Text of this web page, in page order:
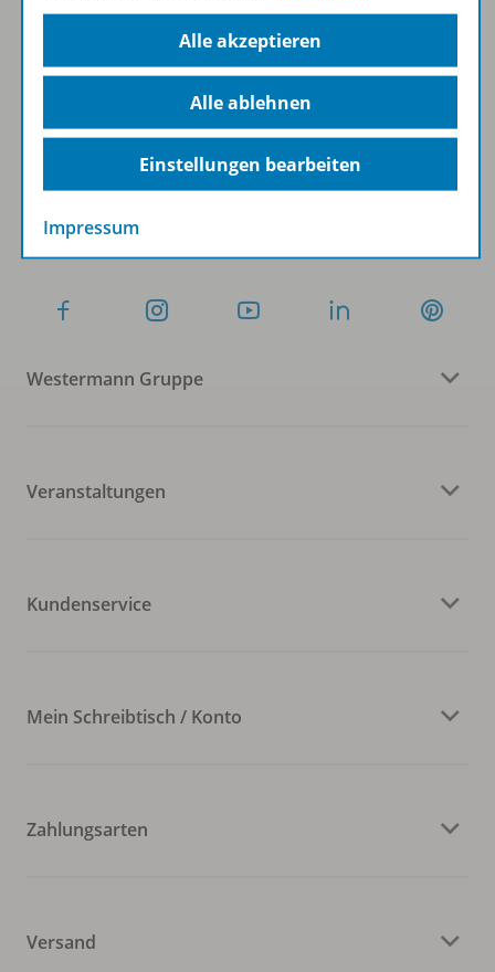
Zum Newsletter anmelden
Folgen Sie uns auf Social Media
Westermann Gruppe
Veranstaltungen
Kundenservice
Mein Schreibtisch / Konto
Zahlungsarten
Versand
Alle akzeptieren
Alle ablehnen
Einstellungen bearbeiten
Impressum